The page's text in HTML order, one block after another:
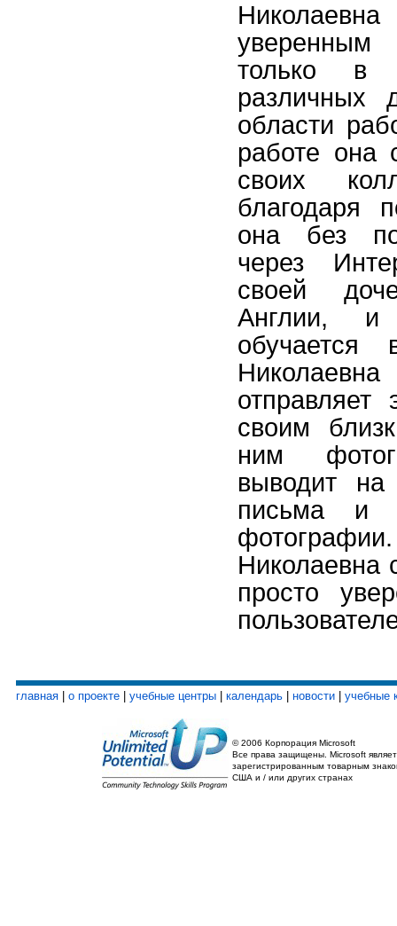
уверенным
только в
различных
области
работе она
своих
благодаря
она без
через
своей
Англии, и
отправляет
своим
ним
выводит на
письма и
Николаевна
просто
главная о проекте учебные центры календарь новости учебные
© 2006 Корпорация Microsoft
Все права защищены. Microsoft
зарегистрированным товарным
США и / или других странах